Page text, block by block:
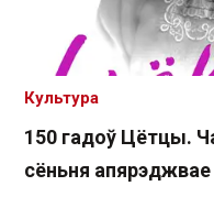
150 гадоў Цётцы.
сёньня
Культура